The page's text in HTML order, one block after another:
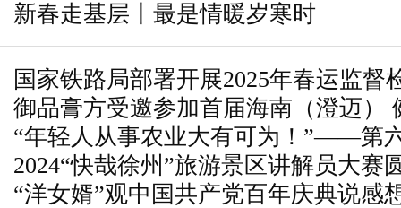
2025年“两节”返乡返岗送温暖慰问活
新春走基层丨最是情暖岁寒时
国家铁路局部署开展2025年春运监督
御品膏方受邀参加首届海南（澄迈）
养产业合作交流会
“年轻人从事农业大有可为！”——第
职业技能大赛决赛现场见闻
2024“快哉徐州”旅游景区讲解员大赛
“洋女婿”观中国共产党百年庆典说感